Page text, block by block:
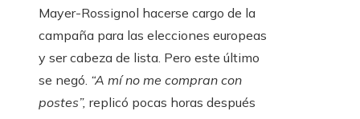
Mayer-Rossignol hacerse cargo de la
campaña para las elecciones europeas
y ser cabeza de lista. Pero este último
se negó. “A mí no me compran con
postes”, replicó pocas horas después